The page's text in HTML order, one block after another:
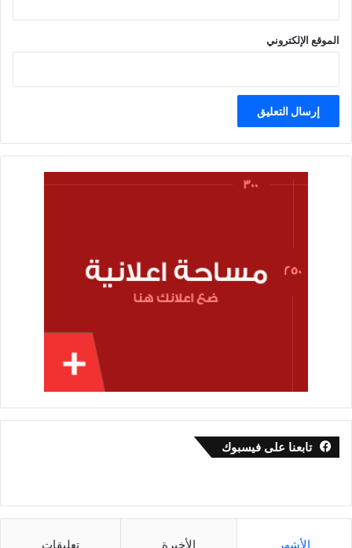
الموقع الإلكتروني
تابعنا على فيسبوك
الأشهر الأخيرة تعليقات